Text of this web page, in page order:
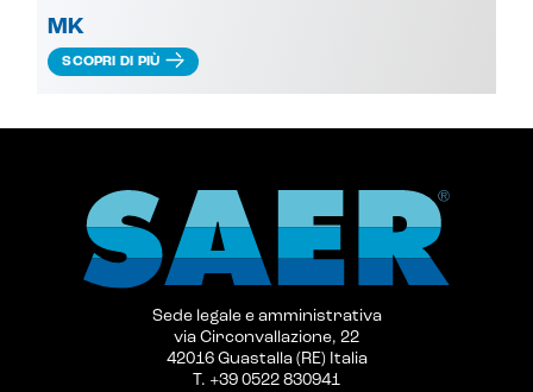
MK
SCOPRI DI PIÙ
Sede legale e amministrativa
via Circonvallazione, 22
42016 Guastalla (RE) Italia
T. +39 0522 830941